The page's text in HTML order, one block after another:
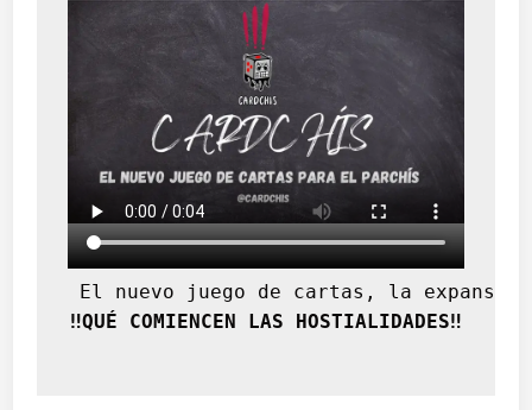
El nuevo juego de cartas, la
‼️QUÉ COMIENCEN LAS HOSTIALIDADES‼️